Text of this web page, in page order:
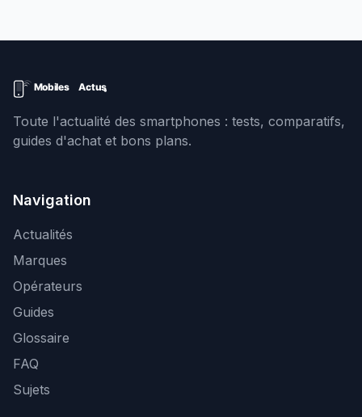
Toute l'actualité des smartphones : tests, comparatifs,
guides d'achat et bons plans.
Navigation
Actualités
Marques
Opérateurs
Guides
Glossaire
FAQ
Sujets